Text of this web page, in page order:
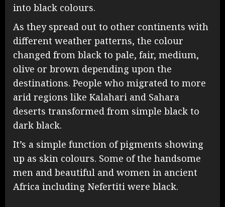
into black colours.
As they spread out to other continents with
different weather patterns, the colour
changed from black to pale, fair, medium,
olive or brown depending upon the
destinations. People who migrated to more
arid regions like Kalahari and Sahara
deserts transformed from simple black to
dark black.
It’s a simple function of pigments showing
up as skin colours. Some of the handsome
men and beautiful and women in ancient
Africa including Nefertiti were black.